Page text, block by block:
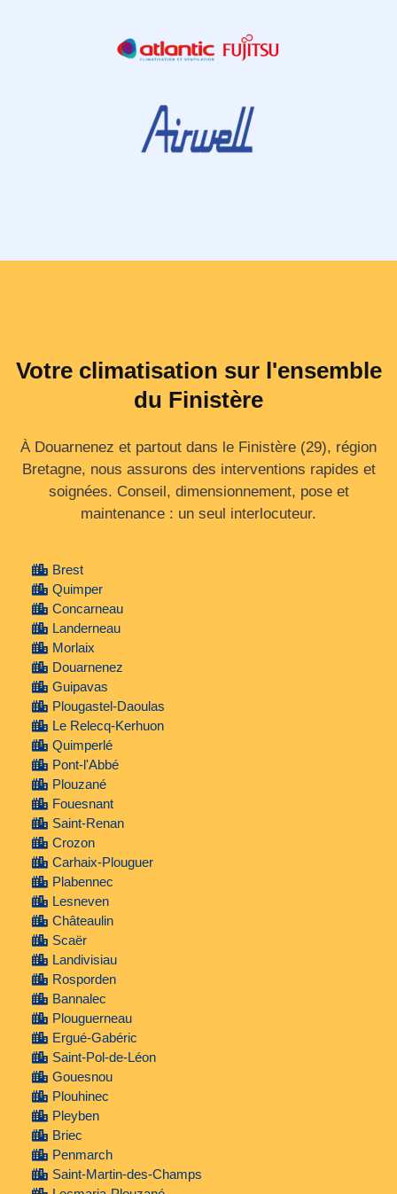
Votre climatisation sur l'ensemble
du Finistère
À Douarnenez et partout dans le Finistère (29), région
Bretagne, nous assurons des interventions rapides et
soignées. Conseil, dimensionnement, pose et
maintenance : un seul interlocuteur.
Brest
Quimper
Concarneau
Landerneau
Morlaix
Douarnenez
Guipavas
Plougastel-Daoulas
Le Relecq-Kerhuon
Quimperlé
Pont-l'Abbé
Plouzané
Fouesnant
Saint-Renan
Crozon
Carhaix-Plouguer
Plabennec
Lesneven
Châteaulin
Scaër
Landivisiau
Rosporden
Bannalec
Plouguerneau
Ergué-Gabéric
Saint-Pol-de-Léon
Gouesnou
Plouhinec
Pleyben
Briec
Penmarch
Saint-Martin-des-Champs